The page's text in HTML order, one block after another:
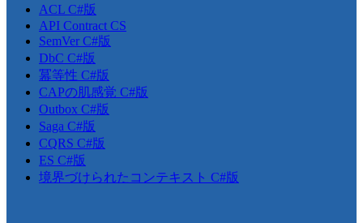
ACL C#版
API Contract CS
SemVer C#版
DbC C#版
冪等性 C#版
CAPの肌感覚 C#版
Outbox C#版
Saga C#版
CQRS C#版
ES C#版
境界づけられたコンテキスト C#版